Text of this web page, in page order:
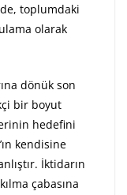
toplumdaki
olarak
dönük son
bir boyut
hedefini
kendisine
İktidarın
çabasına